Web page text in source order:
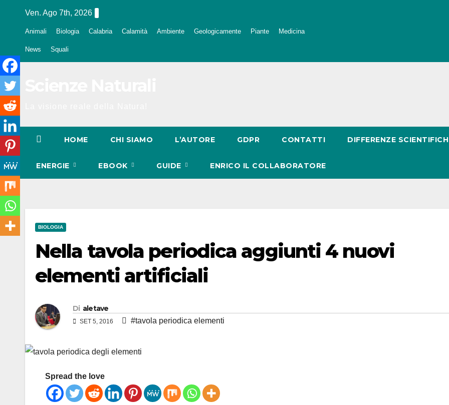
Ven. Ago 7th, 2026
Animali Biologia Calabria Calamità Ambiente Geologicamente Piante Medicina
News Squali
HOME CHI SIAMO L’AUTORE GDPR CONTATTI DIFFERENZE
ENERGIE EBOOK GUIDE ENRICO IL COLLABORATORE
BIOLOGIA
Nella tavola periodica aggiunti 4 nuovi
elementi artificiali
Di aletave
SET 5, 2016 #tavola periodica elementi
Spread the love